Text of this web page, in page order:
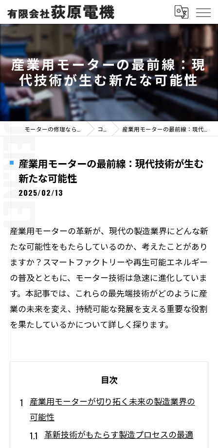
産業用モーターの最前線：現
代技術が生む新たな可能性
コラム 産業用モーターの最前線：現代技術が生む新たな可能性
産業用モーターの最前線：現代技術が生む
新たな可能性
2025/02/13
産業用モーターの革新が、現代の製造業界にどんな新
たな可能性をもたらしているのか、考えたことがあり
ますか？スマートファクトリーや再生可能エネルギー
の普及とともに、モーター技術は急速に進化していま
す。本記事では、これらの最先端技術がどのように産
業の未来を変え、持続可能な発展を支える重要な役割
を果たしているかについて詳しく探ります。
目次
産業用モーターが切り拓く未来の製造業界の
可能性
革新技術がもたらす製造プロセスの最適